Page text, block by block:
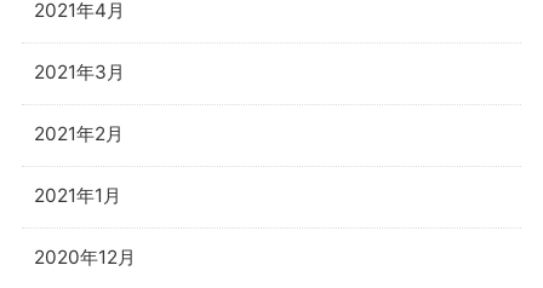
2021年4月
2021年3月
2021年2月
2021年1月
2020年12月